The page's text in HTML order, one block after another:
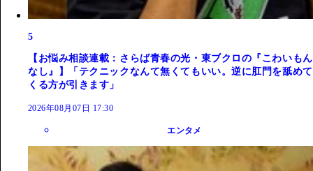
5
【お悩み相談連載：さらば青春の光・東ブクロの『こわいもん
なし』】「テクニックなんて無くてもいい。逆に肛門を舐めて
くる方が引きます」
2026年08月07日 17:30
エンタメ